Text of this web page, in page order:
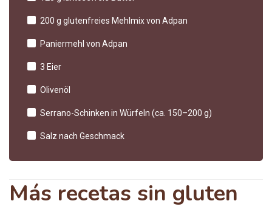
200 g glutenfreies Mehlmix von Adpan
Paniermehl von Adpan
3 Eier
Olivenöl
Serrano-Schinken in Würfeln (ca. 150–200 g)
Salz nach Geschmack
Más recetas sin gluten